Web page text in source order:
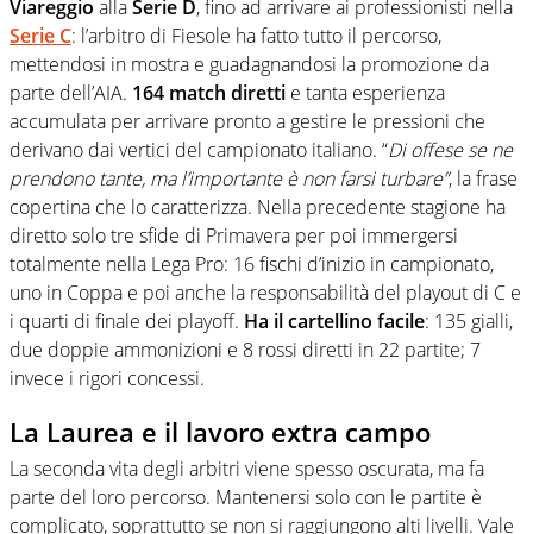
Viareggio allaSerie D, fino ad arrivare ai professionisti nella
Serie C: l’arbitro di Fiesole ha fatto tutto il percorso,
mettendosi in mostra e guadagnandosi la promozione da
parte dell’AIA. 164 match diretti e tanta esperienza
accumulata per arrivare pronto a gestire le pressioni che
derivano dai vertici del campionato italiano. “Di offese se ne
prendono tante, ma l’importante è non farsi turbare”, la frase
copertina che lo caratterizza. Nella precedente stagione ha
diretto solo tre sfide di Primavera per poi immergersi
totalmente nella Lega Pro: 16 fischi d’inizio in campionato,
uno in Coppa e poi anche la responsabilità del playout di C e
i quarti di finale dei playoff. Ha il cartellino facile: 135 gialli,
due doppie ammonizioni e 8 rossi diretti in 22 partite; 7
invece i rigori concessi.
La Laurea e il lavoro extra campo
La seconda vita degli arbitri viene spesso oscurata, ma fa
parte del loro percorso. Mantenersi solo con le partite è
complicato, soprattutto se non si raggiungono alti livelli. Vale